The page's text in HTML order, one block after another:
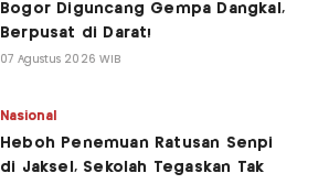
Bogor Diguncang Gempa Dangkal,
Berpusat di Darat!
07 Agustus 2026 WIB
Nasional
Heboh Penemuan Ratusan Senpi
di Jaksel, Sekolah Tegaskan Tak